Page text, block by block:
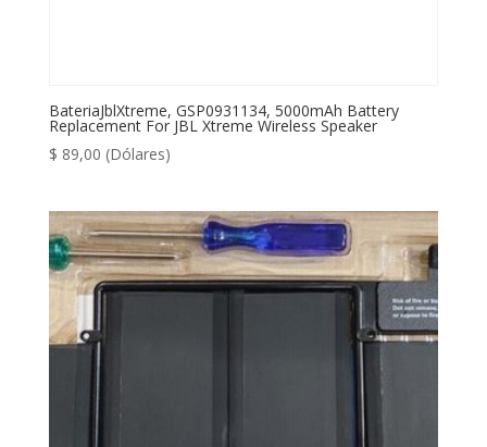
BateriaJblXtreme, GSP0931134, 5000mAh Battery
Replacement For JBL Xtreme Wireless Speaker
$ 89,00 (Dólares)